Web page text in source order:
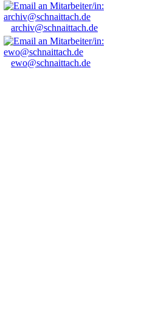
archiv@schnaittach.de
ewo@schnaittach.de